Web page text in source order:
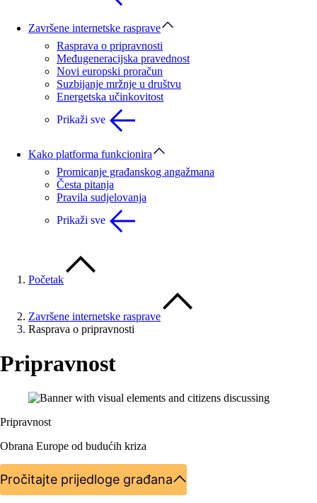
Završene internetske rasprave
Rasprava o pripravnosti
Međugeneracijska pravednost
Novi europski proračun
Suzbijanje mržnje u društvu
Energetska učinkovitost
Prikaži sve
Kako platforma funkcionira
Promicanje građanskog angažmana
Česta pitanja
Pravila sudjelovanja
Prikaži sve
Početak
Završene internetske rasprave
Rasprava o pripravnosti
Pripravnost
Pripravnost
Obrana Europe od budućih kriza
Pročitajte prijedloge građana